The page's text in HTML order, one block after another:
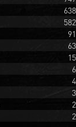
638
582
91
63
15
6
4
3
2
2